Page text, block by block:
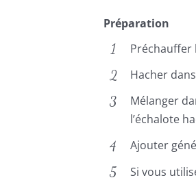
Préparation
Préchauffer
Hacher
Mélanger
l’échalote
Ajouter
Si vous